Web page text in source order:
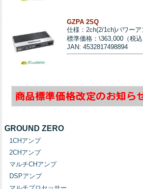
GZPA 2SQ
仕様：2ch(2/1ch)パワー
標準価格：\363,000（税込
JAN: 4532817498894
GROUND ZERO
1CHアンプ
2CHアンプ
マルチCHアンプ
DSPアンプ